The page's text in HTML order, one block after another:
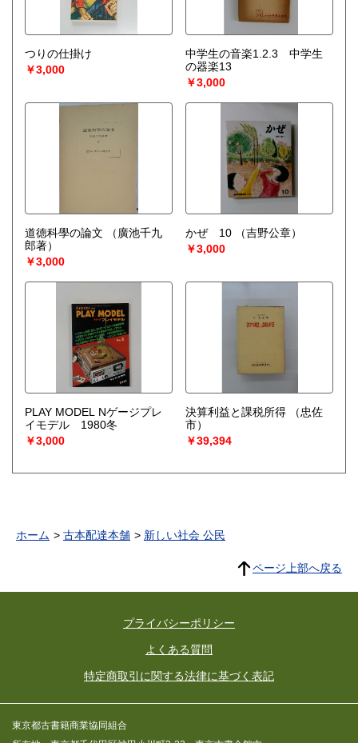
つりの仕掛け
￥3,000
中学生の音楽1.2.3 中学生
の器楽13
￥3,000
道徳科學の論文
（廣池千九
郎著）
￥3,000
かぜ 10
（吉野公章）
￥3,000
PLAY MODEL Nゲージプレ
イモデル 1980冬
￥3,000
決算利益と課税所得
（忠佐
市）
￥39,394
ホーム 古本配達本舗 新しい社会 公民
ページ上部へ戻る
プライバシーポリシー
よくある質問
特定商取引に関する法律に基づく表記
東京都古書籍商業協同組合